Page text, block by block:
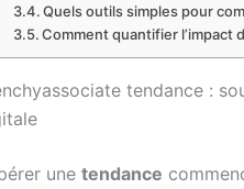
Quels outils simples pour
Comment quantifier l’impact
tendance :
une tendance